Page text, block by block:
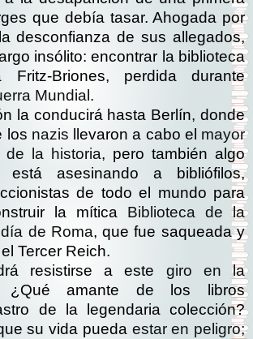
que debía tasar. Ahogada por
desconfianza de sus allegados,
insólito: encontrar la biblioteca
Briones, perdida durante
Mundial .
la conducirá hasta Berlín, donde
los nazis llevaron a cabo el mayor
la historia, pero también algo
está asesinando a bibliófilos,
de todo el mundo para
la mítica Biblioteca de la
de Roma, que fue saqueada y
Tercer Reich.
resistirse a este giro en la
amante de los libros
de la legendaria colección?
su vida pueda estar en peligro;